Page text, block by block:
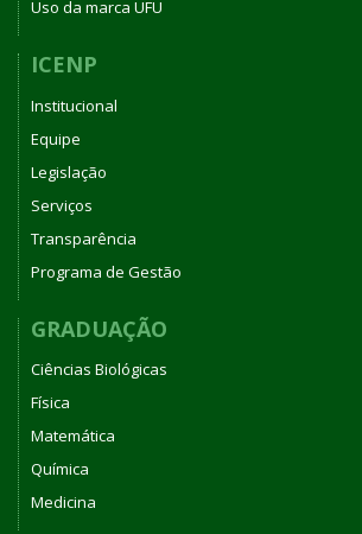
Uso da marca UFU
ICENP
Institucional
Equipe
Legislação
Serviços
Transparência
Programa de Gestão
GRADUAÇÃO
Ciências Biológicas
Física
Matemática
Química
Medicina